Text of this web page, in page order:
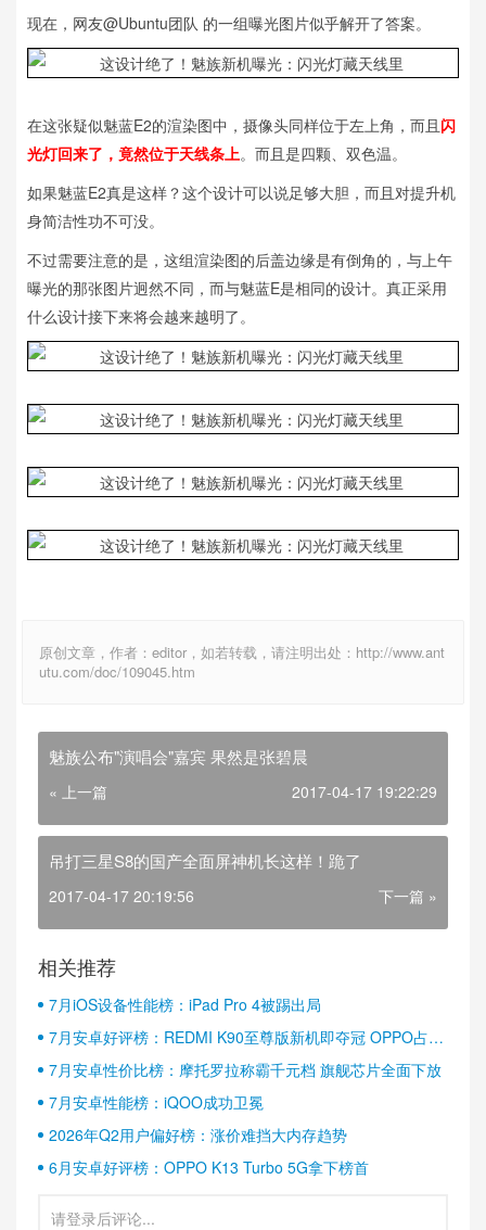
现在，网友@Ubuntu团队 的一组曝光图片似乎解开了答案。
在这张疑似魅蓝E2的渲染图中，摄像头同样位于左上角，而且 闪
光灯回来了，竟然位于天线条上。而且是四颗、双色温。
如果魅蓝E2真是这样？这个设计可以说足够大胆，而且对提升机
身简洁性功不可没。
不过需要注意的是，这组渲染图的后盖边缘是有倒角的，与上午
曝光的那张图片迥然不同，而与魅蓝E是相同的设计。真正采用
什么设计接下来将会越来越明了。
原创文章，作者：editor，如若转载，请注明出处：http://www.ant
utu.com/doc/109045.htm
魅族公布"演唱会"嘉宾 果然是张碧晨
« 上一篇 2017-04-17 19:22:29
吊打三星S8的国产全面屏神机长这样！跪了
2017-04-17 20:19:56 下一篇 »
相关推荐
7月iOS设备性能榜：iPad Pro 4被踢出局
7月安卓好评榜：REDMI K90至尊版新机即夺冠 OPPO占据
半壁江山
7月安卓性价比榜：摩托罗拉称霸千元档 旗舰芯片全面下放
7月安卓性能榜：iQOO成功卫冕
2026年Q2用户偏好榜：涨价难挡大内存趋势
6月安卓好评榜：OPPO K13 Turbo 5G拿下榜首